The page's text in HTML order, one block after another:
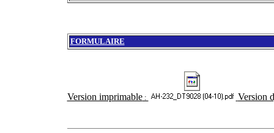
FORMULAIRE
Version imprimable: Version